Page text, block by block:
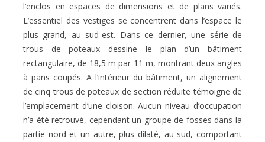
l’enclos en espaces de dimensions et de plans variés.
L’essentiel des vestiges se concentrent dans l’espace le
plus grand, au sud-est. Dans ce dernier, une série de
trous de poteaux dessine le plan d’un bâtiment
rectangulaire, de 18,5 m par 11 m, montrant deux angles
à pans coupés. A l’intérieur du bâtiment, un alignement
de cinq trous de poteaux de section réduite témoigne de
l’emplacement d’une cloison. Aucun niveau d’occupation
n’a été retrouvé, cependant un groupe de fosses dans la
partie nord et un autre, plus dilaté, au sud, comportant